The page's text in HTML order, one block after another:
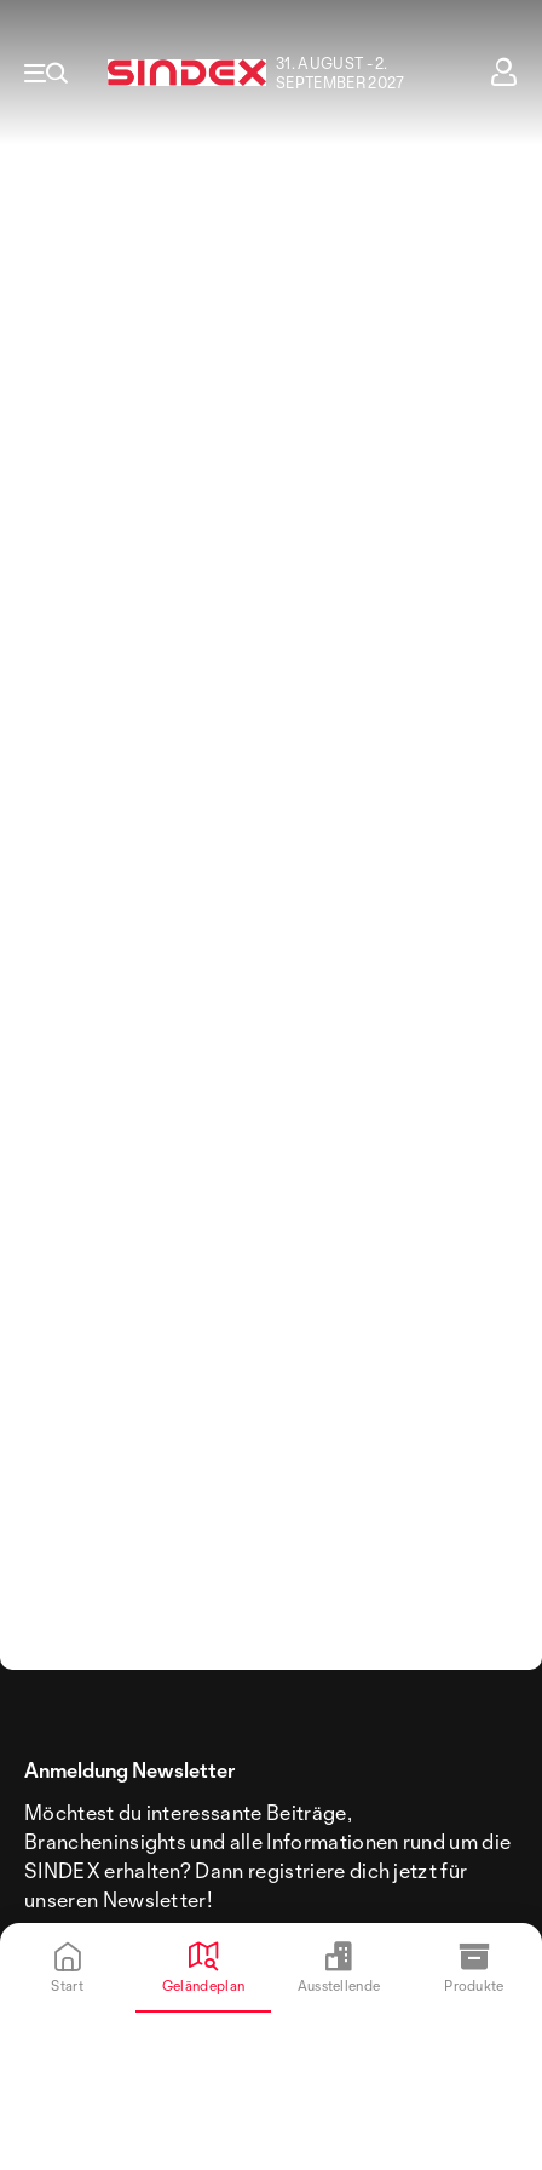
31. AUGUST - 2.
SEPTEMBER 2027
Anmeldung Newsletter
Möchtest du interessante Beiträge,
Brancheninsights und alle Informationen rund um die
SINDEX erhalten? Dann registriere dich jetzt für
unseren Newsletter!
Start Geländeplan Ausstellende Produkte